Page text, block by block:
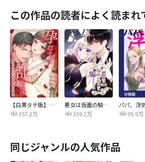
この作品の読者によく読まれ
【白黒タテ版】孕むまで乱れいけ～身代わり花嫁と軍服の猛愛
357.2万
悪女は仮面の騎士に騙されない
339.2万
95.9万
同じジャンルの人気作品